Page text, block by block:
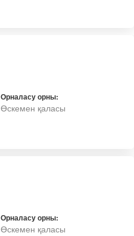
Орналасу орны:
Өскемен қаласы
Орналасу орны:
Өскемен қаласы